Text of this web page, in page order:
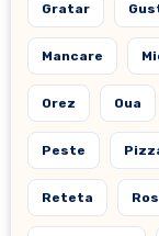
Gratar
Mancare
Orez Oua
Peste
Reteta